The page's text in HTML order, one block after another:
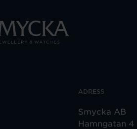
ADRESS
Smycka AB
Hamngatan 4